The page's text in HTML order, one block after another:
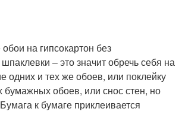
на гипсокартон без
– это значит обречь себя на
одних и тех же обоев, или поклейку
бумажных обоев, или снос стен, но
к бумаге приклеивается